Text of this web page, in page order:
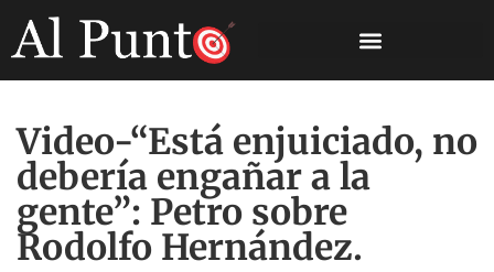
Video-“Está enjuiciado, no
debería engañar a la
gente”: Petro sobre
Rodolfo Hernández.